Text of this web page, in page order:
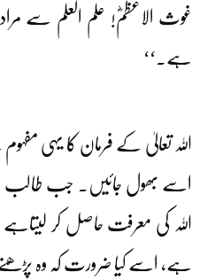
غوث الاعظمؓ! علم العلم سے
ہے۔‘‘
اللہ تعالیٰ کے فرمان کا یہی
اسے بھول جائیں۔ جب طالب
اللہ کی معرفت حاصل کر لیتاہے
ہے، اسے کیا ضرورت کہ وہ